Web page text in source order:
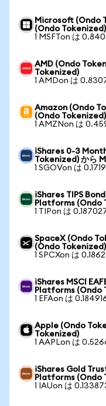
Microsoft (Ondo
(Ondo Tokenized)
1 MSFTon は
AMD (Ondo
Tokenized)
1 AMDon は
Amazon (Ondo
(Ondo Tokenized)
1 AMZNon は
iShares 0-3
Tokenized) から
1 SGOVon は
iShares TIPS
Platforms (Ondo
1 TIPon は
SpaceX (Ondo
(Ondo Tokenized)
1 SPCXon は
iShares MSCI
Platforms (Ondo
1 EFAon は
Apple (Ondo
Tokenized)
1 AAPLon は
iShares Gold
Platforms (Ondo
1 IAUon は